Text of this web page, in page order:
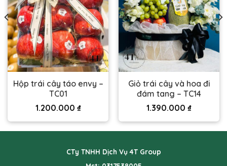
Hộp trái cây táo envy –
TC01
1.200.000 ₫
Giỏ trái cây và hoa đi
đám tang – TC14
1.390.000 ₫
CTy TNHH Dịch Vụ 4T Group